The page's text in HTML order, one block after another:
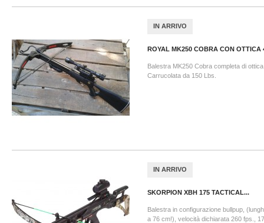
IN ARRIVO
ROYAL MK250 COBRA CON OTTICA
Balestra MK250 Cobra completa di
Carrucolata da 150 Lbs.
IN ARRIVO
SKORPION XBH 175 TACTICAL...
Balestra in configurazione bullpup,
a 76 cm!), velocità dichiarata 260 fps.,